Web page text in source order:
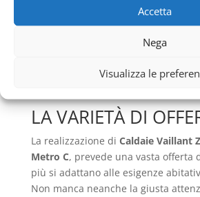
Accetta
Nega
Visualizza le
particolari accorgimenti poiché i
ben neutralizzati dai prodotti del
scarichi domestici: infatti secondo la
35 kW, possono scaricare in fogna
LA VARIETÀ DI
La realizzazione di Caldaie Vaillant
Metro C, prevede una vasta offerta
più si adattano alle esigenze
Non manca neanche la giusta